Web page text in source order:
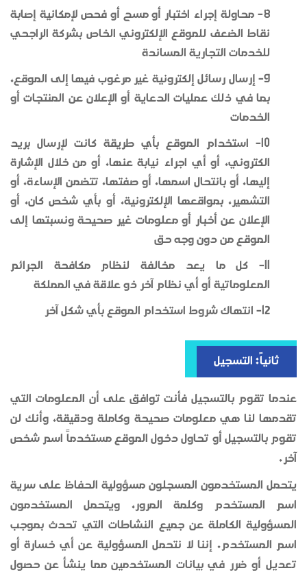
8- محاولة إجراء اختبار أو مسح أو فحص لإمكانية إصابة
نقاط الضعف للموقع الإلكتروني الخاص بشركة الراجحي
للخدمات التجارية المساندة
9- إرسال رسائل إلكترونية غير مرغوب فيها إلى الموقع،
بما في ذلك عمليات الدعاية أو الإعلان عن المنتجات أو
الخدمات
10- استخدام الموقع بأي طريقة كانت لإرسال بريد
الكتروني، أو أي اجراء نيابة عنها، أو من خلال الإشارة
إليها، أو بانتحال اسمها، أو صفتها، تتضمن الإساءة، أو
التشهير، بمواقعها الإلكترونية، أو بأي شخص كان، أو
الإعلان عن أخبار أو معلومات غير صحيحة ونسبتها إلى
الموقع من دون وجه حق
11- كل ما يعد مخالفة لنظام مكافحة الجرائم
المعلوماتية أو أي نظام آخر ذو علاقة في المملكة
12- انتهاك شروط استخدام الموقع بأي شكل آخر
ثانياً: التسجيل
عندما تقوم بالتسجيل فأنت توافق على أن المعلومات التي
تقدمها لنا هي معلومات صحيحة وكاملة ودقيقة، وأنك لن
تقوم بالتسجيل أو تحاول دخول الموقع مستخدماً اسم شخص
آخر.
يتحمل المستخدمون المسجلون مسؤولية الحفاظ على سرية
اسم المستخدم وكلمة المرور، ويتحمل المستخدمون
المسؤولية الكاملة عن جميع النشاطات التي تحدث بموجب
اسم المستخدم. إننا لا نتحمل المسؤولية عن أي خسارة أو
تعديل أو ضرر في بيانات المستخدمين مما ينشأ عن حصول